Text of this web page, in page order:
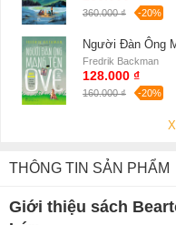
360.000 ₫ -20%
Người Đàn Ông
Fredrik Backman
128.000 ₫
160.000 ₫ -20%
THÔNG TIN SẢN PHẨM
Giới thiệu sách